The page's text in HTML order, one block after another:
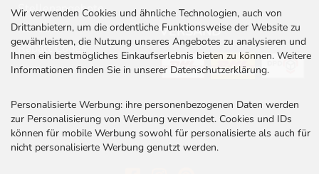
Wir verwenden Cookies und ähnliche Technologien, auch von
Drittanbietern, um die ordentliche Funktionsweise der Website zu
gewährleisten, die Nutzung unseres Angebotes zu analysieren und
Ihnen ein bestmögliches Einkaufserlebnis bieten zu können. Weitere
Informationen finden Sie in unserer Datenschutzerklärung.
Personalisierte Werbung: ihre personenbezogenen Daten werden
zur Personalisierung von Werbung verwendet. Cookies und IDs
können für mobile Werbung sowohl für personalisierte als auch für
nicht personalisierte Werbung genutzt werden.
Stellenangebote
Kontakt
Rabatt Codes
VERSAND